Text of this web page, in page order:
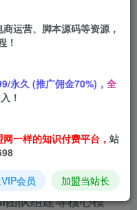
聚焦低成本高转化
切入，系统讲解矩阵
团队组建等核心模
运营、脚本源码等资源，
！
永久 (推广佣金70%)， 全
！
一样的知识付费平台， 站
会员 加盟当站长